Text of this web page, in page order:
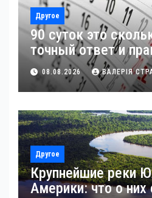
Другое
90 суток это
точный ответ и
применение
08.08.2026 ВАЛЕРІЯ
Другое
Крупнейшие реки
Америки: что о них